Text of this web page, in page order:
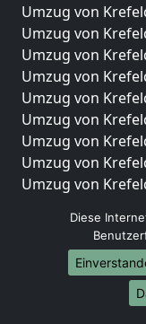
Umzug von
Umzug von
Umzug von
Umzug von
Umzug von
Umzug von
Umzug von
Umzug von
Umzug von
Umzug von
Umzug von
Umzug von
Umzug von
Umzug von
Diese